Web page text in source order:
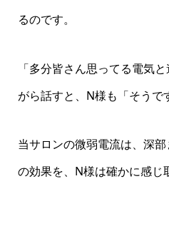
るのです。
「多分皆さん思ってる電気
がら話すと、N様も「そうで
当サロンの微弱電流は、深
の効果を、N様は確かに感じ